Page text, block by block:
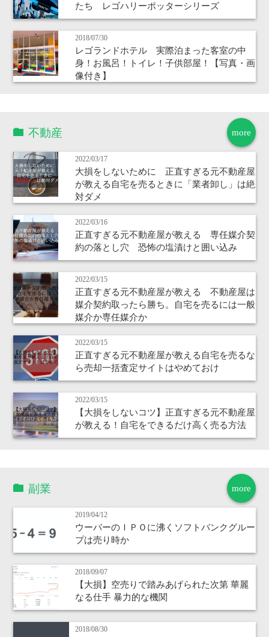
たち レゴハリーポッターシリーズ
2018/07/30
レゴランドホテル 実際泊まった客室の中
身！お風呂！トイレ！子供部屋！【写真・画
像付き】
more
不動産
2022/03/17
大損をしないために 正直すぎる元不動産屋
が教える自宅を売るときに「業者卸し」は絶
対ダメ
2022/03/16
正直すぎる元不動産屋が教える 専任媒介契
約の落とし穴 恐怖の塩漬けと囲い込み
2022/03/15
正直すぎる元不動産屋が教える 不動産屋は
媒介契約取ったら勝ち。自宅を売るには一般
媒介か専任媒介か
2022/03/15
正直すぎる元不動産屋が教える自宅を売るな
ら売却一括査定サイトはやめておけ
2022/03/15
【大損をしないコツ】正直すぎる元不動産屋
が教える！自宅をできるだけ高く売る方法
more
副業
2019/04/12
ウーバーのＩＰＯに沸くソフトバンクグルー
プは売り時か
2018/09/07
【大損】空売りで踏みあげられた次第 華麗
なる仕手 暴力的な機関
2018/08/30